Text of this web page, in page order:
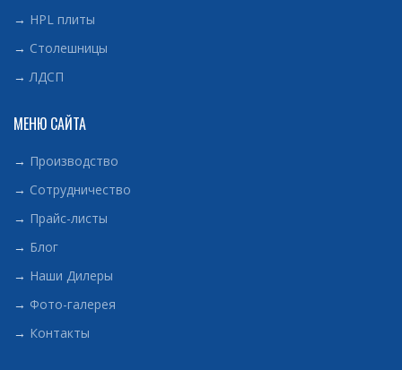
→ HPL плиты
→ Столешницы
→ ЛДСП
МЕНЮ САЙТА
→ Производство
→ Сотрудничество
→ Прайс-листы
→ Блог
→ Наши Дилеры
→ Фото-галерея
→ Контакты